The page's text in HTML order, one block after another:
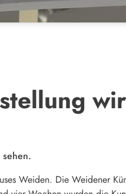
Weiden. Die Weidener